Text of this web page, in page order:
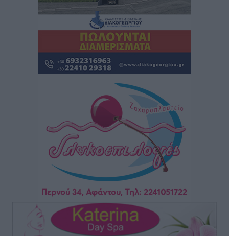
Νοσοκομεία της Γ΄ Ζώνης
πριν 2 ώρες
Πάνθηρες: Ξεκίνησαν αισιόδοξοι για την παρθενική
“πτήση” τους
Αθλητικά• πριν 2 ώρες
Άρης Αρχαγγέλου: Στο πλευρό του άτυχου Ιάκωβου
• πριν 2 ώρες
Φοίβος: Η μεγάλη επιστροφή του Μπρένο Σαλβατιέρα
πριν 2 ώρες
Κλεάνθης: Έτοιμες οι κάρτες διαρκείας της νέας
σεζόν
Αθλητικά πριν 2 ώρες